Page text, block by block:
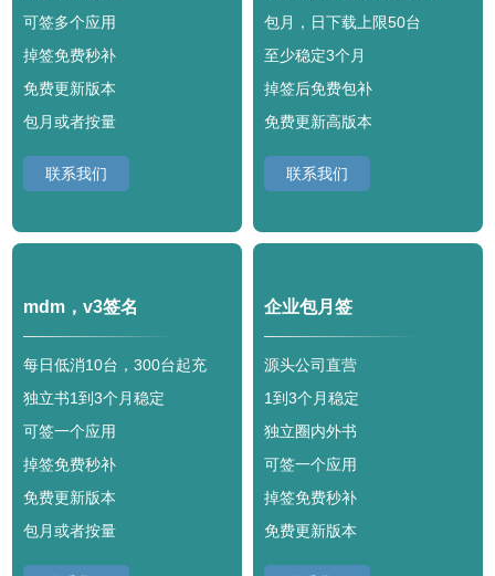
可签多个应用
掉签免费秒补
免费更新版本
包月或者按量
联系我们
包月，日下载上限50台
至少稳定3个月
掉签后免费包补
免费更新高版本
联系我们
mdm，v3签名
每日低消10台，300台起充
独立书1到3个月稳定
可签一个应用
掉签免费秒补
免费更新版本
包月或者按量
企业包月签
源头公司直营
1到3个月稳定
独立圈内外书
可签一个应用
掉签免费秒补
免费更新版本